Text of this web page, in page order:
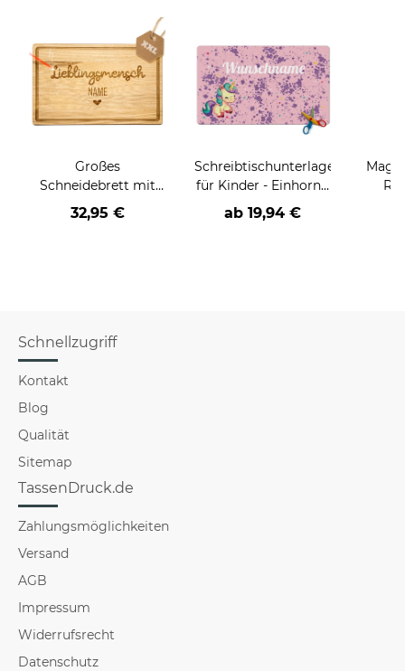
Großes
Schneidebrett mit
Gravur -
Lieblingsmensch -
32,95 €
Schreibtischunterlage
für Kinder - Einhorn -
mit Name
personalisierbar -
ab 19,94 €
Schnellzugriff
Kontakt
Blog
Qualität
Sitemap
TassenDruck.de
Zahlungsmöglichkeiten
Versand
AGB
Impressum
Widerrufsrecht
Datenschutz